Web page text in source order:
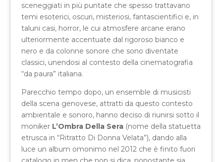
sceneggiati in più puntate che spesso trattavano
temi esoterici, oscuri, misteriosi, fantascientifici e, in
taluni casi, horror, le cui atmosfere arcane erano
ulteriormente accentuate dal rigoroso bianco e
nero e da colonne sonore che sono diventate
classici, unendosi al contesto della cinematografia
“da paura” italiana.
Parecchio tempo dopo, un ensemble di musicisti
della scena genovese, attratti da questo contesto
ambientale e sonoro, hanno deciso di riunirsi sotto il
moniker L’Ombra Della Sera(nome della statuetta
etrusca in “Ritratto Di Donna Velata”), dando alla
luce un album omonimo nel 2012 che è finito fuori